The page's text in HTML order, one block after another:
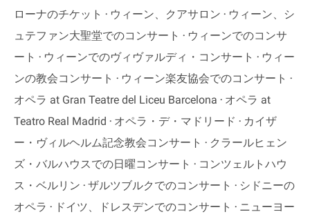
ローナのチケット
ウィーン、クアサロン
ウィーン、シ
ュテファン大聖堂でのコンサート
ウィーンでのコンサ
ート
ウィーンでのヴィヴァルディ・コンサート
ウィー
ンの教会コンサート
ウィーン楽友協会でのコンサート
オペラ at Gran Teatre del Liceu Barcelona
オペラ at
Teatro Real Madrid
オペラ・デ・マドリード
カイザ
ー・ヴィルヘルム記念教会コンサート
クラールヒェン
ズ・バルハウスでの日曜コンサート
コンツェルトハウ
ス・ベルリン
ザルツブルクでのコンサート
シドニーの
オペラ
ドイツ、ドレスデンでのコンサート
ニューヨー